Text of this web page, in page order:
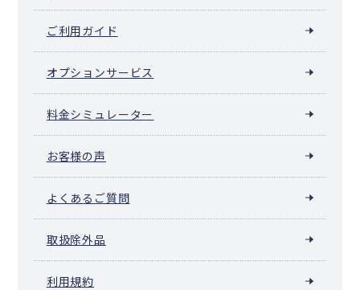
ご利用ガイド
オプションサービス
料金シミュレーター
お客様の声
よくあるご質問
取扱除外品
利用規約